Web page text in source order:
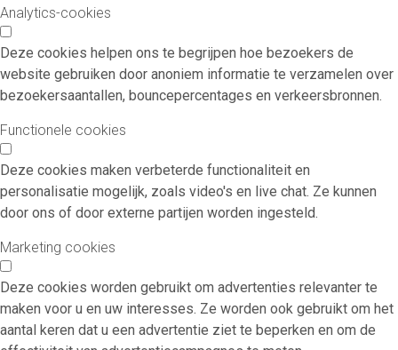
Analytics-cookies
Deze cookies helpen ons te begrijpen hoe bezoekers de
website gebruiken door anoniem informatie te verzamelen over
bezoekersaantallen, bouncepercentages en verkeersbronnen.
Functionele cookies
Deze cookies maken verbeterde functionaliteit en
personalisatie mogelijk, zoals video's en live chat. Ze kunnen
door ons of door externe partijen worden ingesteld.
Marketing cookies
Deze cookies worden gebruikt om advertenties relevanter te
maken voor u en uw interesses. Ze worden ook gebruikt om het
aantal keren dat u een advertentie ziet te beperken en om de